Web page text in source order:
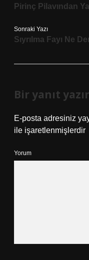
Pirinç Pilavından
Sonraki Yazı
Sıyrılma Fayı Ne
Bir yanıt
E-posta adresiniz
ile işaretlenmişlerdir
Yorum